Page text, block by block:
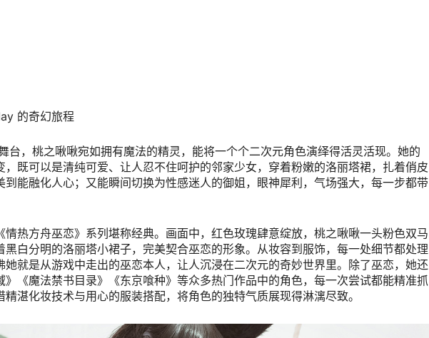
台，桃之啾啾宛如拥有魔法的精灵，能将一个个二次元角色演绎得活灵活现。她的
既可以是清纯可爱、让人忍不住呵护的邻家少女，穿着粉嫩的洛丽塔裙，扎着俏皮
到能融化人心；又能瞬间切换为性感迷人的御姐，眼神犀利，气场强大，每一步都带
情热方舟巫恋》系列堪称经典。画面中，红色玫瑰肆意绽放，桃之啾啾一头粉色双马
黑白分明的洛丽塔小裙子，完美契合巫恋的形象。从妆容到服饰，每一处细节都处理
她就是从游戏中走出的巫恋本人，让人沉浸在二次元的奇妙世界里。除了巫恋，她还
》《魔法禁书目录》《东京喰种》等众多热门作品中的角色，每一次尝试都能精准抓